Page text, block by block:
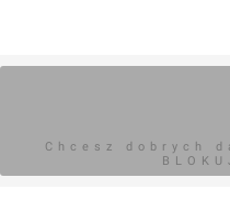
Chcesz dobrych